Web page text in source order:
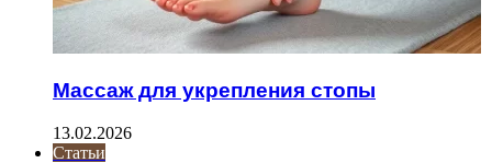
Массаж для укрепления стопы
13.02.2026
Статьи